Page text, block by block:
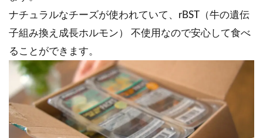
ナチュラルなチーズが使われていて、rBST（牛の遺伝
子組み換え成長ホルモン） 不使用なので安心して食べ
ることができます。